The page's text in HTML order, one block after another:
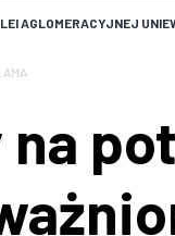
AGLOMERACYJNEJ